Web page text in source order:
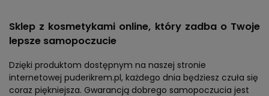
Sklep z kosmetykami online, który zadba o Twoje
lepsze samopoczucie
Dzięki produktom dostępnym na naszej stronie
internetowej puderikrem.pl, każdego dnia będziesz czuła się
coraz piękniejsza. Gwarancją dobrego samopoczucia jest